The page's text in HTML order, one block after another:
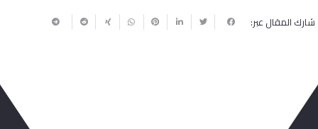
شارك المقال عبر: